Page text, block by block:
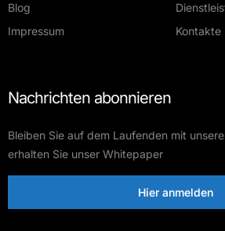
Blog
Impressum
Kontakte
Nachrichten abonnieren
Bleiben Sie auf dem Laufenden mit
erhalten Sie unser Whitepaper
Hier anmelden